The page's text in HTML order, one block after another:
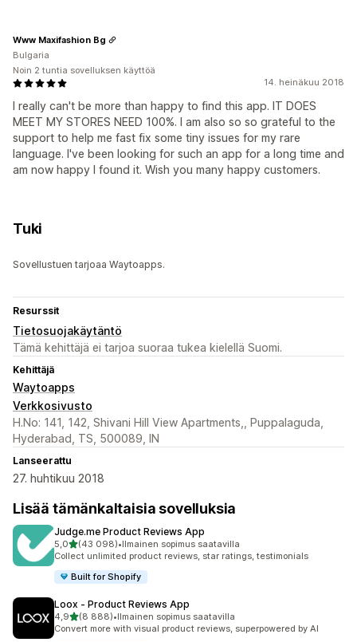
14. heinäkuu 2018
I really can't be more than happy to find this app. IT DOES
MEET MY STORES NEED 100%. I am also so so grateful to the
support to help me fast fix some tiny issues for my rare
language. I've been looking for such an app for a long time and
am now happy I found it. Wish you many happy customers.
Www Maxifashion Bg
Bulgaria
Noin 2 tuntia sovelluksen käyttöä
Tuki
Sovellustuen tarjoaa Waytoapps.
Resurssit
Tietosuojakäytäntö
Tämä kehittäjä ei tarjoa suoraa tukea kielellä Suomi.
Kehittäjä
Waytoapps
Verkkosivusto
H.No: 141, 142, Shivani Hill View Apartments,, Puppalaguda,
Hyderabad, TS, 500089, IN
Lanseerattu
27. huhtikuu 2018
Lisää tämänkaltaisia sovelluksia
Judge.me Product Reviews App
5,0/ 5 tähteä
(43 098)
43098 arvostelua yhteensä
•Ilmainen sopimus saatavilla
Collect unlimited product reviews, star ratings, testimonials
Built for Shopify
Loox ‑ Product Reviews App
4,9/ 5 tähteä
(8 888)
8888 arvostelua yhteensä
•Ilmainen sopimus saatavilla
Convert more with visual product reviews, superpowered by AI